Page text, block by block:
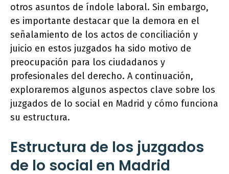
otros asuntos de índole laboral. Sin embargo,
es importante destacar que la demora en el
señalamiento de los actos de conciliación y
juicio en estos juzgados ha sido motivo de
preocupación para los ciudadanos y
profesionales del derecho. A continuación,
exploraremos algunos aspectos clave sobre los
juzgados de lo social en Madrid y cómo funciona
su estructura.
Estructura de los juzgados
de lo social en Madrid